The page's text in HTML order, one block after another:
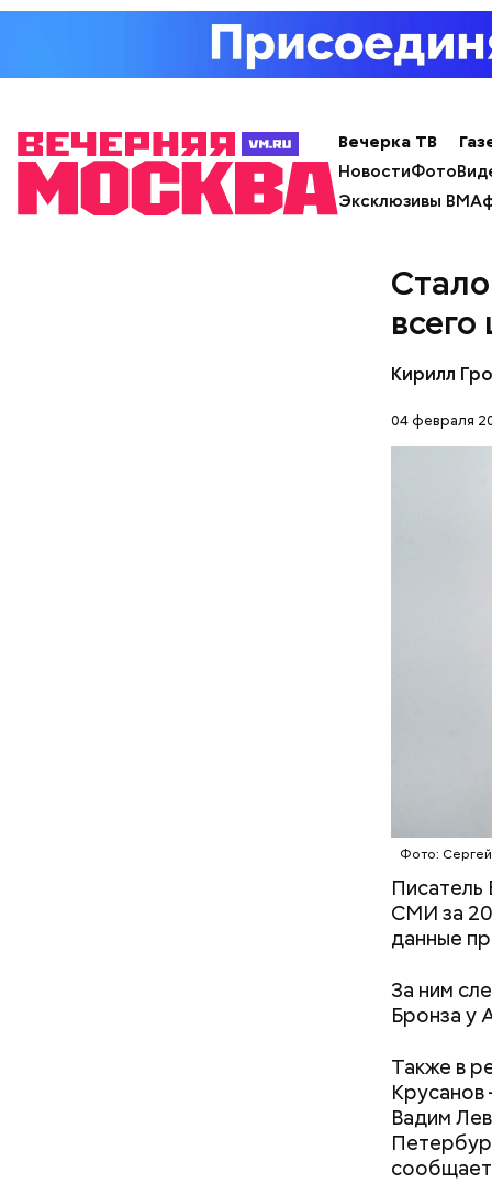
Вечерка ТВ
НовостиФото
Эксклюзивы ВМ
Кирилл
04 февраля
Фото:
Писатель
СМИ за
данные
За ним
Бронза у
Также в
Вадим
—
Однако
с
лишним